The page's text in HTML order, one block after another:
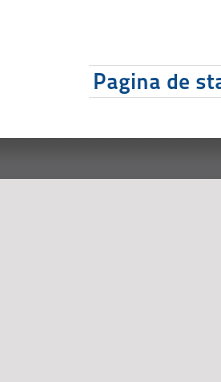
Pagina de